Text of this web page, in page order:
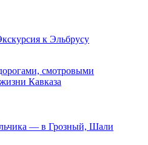
к Эльбрусу
смотровыми
Кавказа